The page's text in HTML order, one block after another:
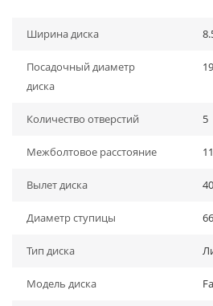
Ширина диска
Посадочный диаметр
диска
19
Количество отверстий 5
Межболтовое расстояние
Вылет диска 40
Диаметр ступицы
Тип диска
Модель диска